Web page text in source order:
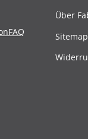
FAQ
Über
Sitemap